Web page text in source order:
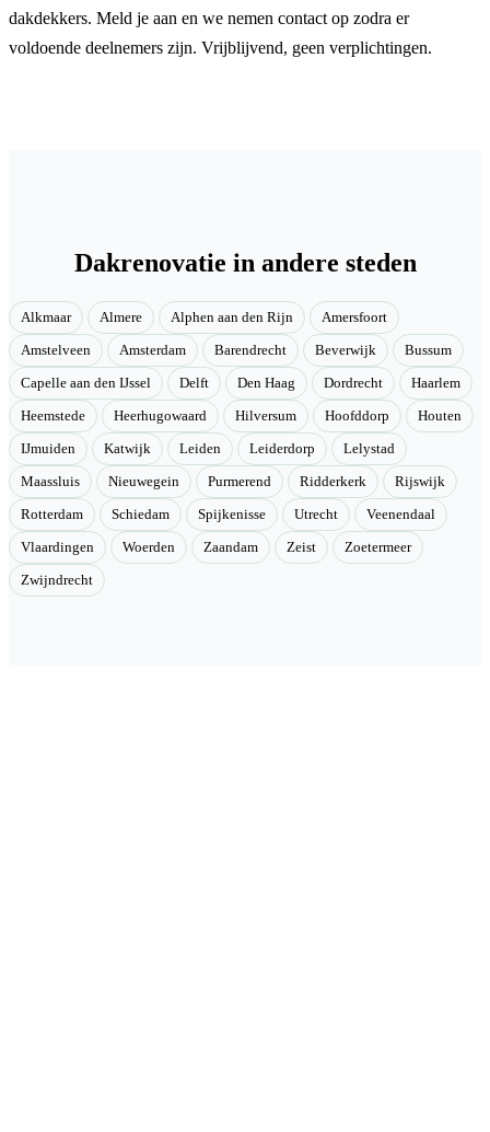
dakdekkers. Meld je aan en we nemen contact op zodra er
voldoende deelnemers zijn. Vrijblijvend, geen verplichtingen.
Dakrenovatie in andere steden
Alkmaar Almere Alphen aan den Rijn Amersfoort
Amstelveen Amsterdam Barendrecht Beverwijk Bussum
Capelle aan den IJssel Delft Den Haag Dordrecht Haarlem
Heemstede Heerhugowaard Hilversum Hoofddorp Houten
IJmuiden Katwijk Leiden Leiderdorp Lelystad
Maassluis Nieuwegein Purmerend Ridderkerk Rijswijk
Rotterdam Schiedam Spijkenisse Utrecht Veenendaal
Vlaardingen Woerden Zaandam Zeist Zoetermeer
Zwijndrecht